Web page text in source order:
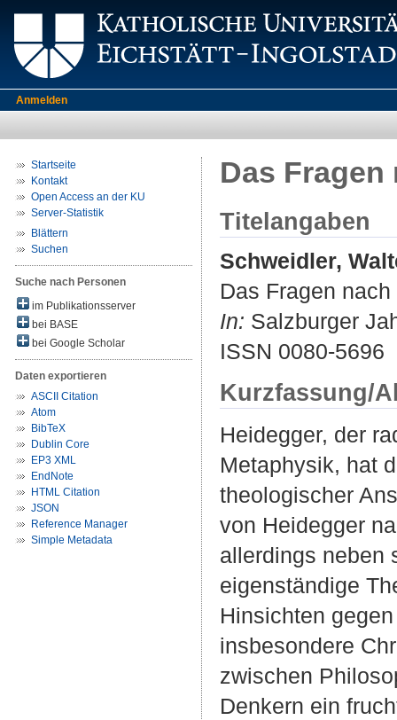
Anmelden
Startseite
Kontakt
Open Access an der KU
Server-Statistik
Blättern
Suchen
Suche nach Personen
im Publikationsserver
bei BASE
bei Google Scholar
Daten exportieren
ASCII Citation
Atom
BibTeX
Dublin Core
EP3 XML
EndNote
HTML Citation
JSON
Reference Manager
Simple Metadata
Das
Titelangaben
Schweidler,
Das Fragen
In: Salzburger
ISSN 0080-5696
Kurzfassung/
Heidegger, der
Metaphysik, hat
theologischer
von Heidegger
allerdings neben
eigenständige
Hinsichten
insbesondere
zwischen
Denkern ein